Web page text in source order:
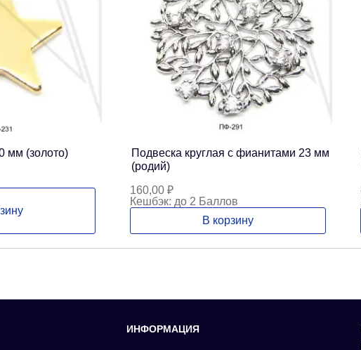
мм (золото)
Подвеска круглая с фианитами 23 мм
(родий)
160,00 ₽
Кешбэк: до 2 Баллов
В корзину
ИНФОРМАЦИЯ